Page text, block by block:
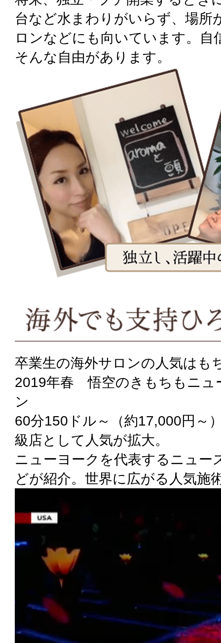
台など水まわりがいらず、場所
ロンなどにも向いています。自
そんな自由があります。
卒業生の海外サロンの人気はも
2019年春 悟空のきもちもニュ
ン
60分150ドル～（約17,000円～
級店として人気が拡大。
ニューヨークを代表するニュー
どが紹介。世界に広がる人気施